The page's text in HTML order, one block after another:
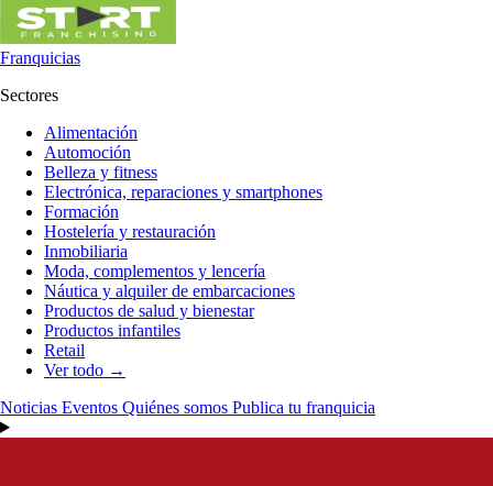
Franquicias
Sectores
Alimentación
Automoción
Belleza y fitness
Electrónica, reparaciones y smartphones
Formación
Hostelería y restauración
Inmobiliaria
Moda, complementos y lencería
Náutica y alquiler de embarcaciones
Productos de salud y bienestar
Productos infantiles
Retail
Ver todo →
Noticias Eventos Quiénes somos Publica tu franquicia